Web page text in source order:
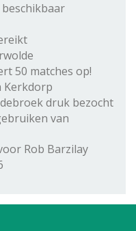
50 matches op!
Kerkdorp
druk bezocht
van
Rob Barzilay